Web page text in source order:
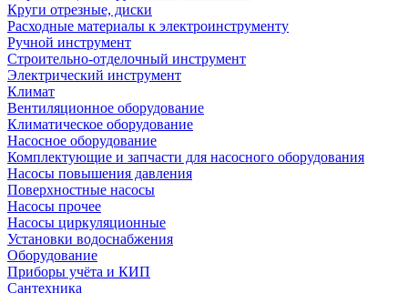
Круги отрезные, диски
Расходные материалы к электроинструменту
Ручной инструмент
Строительно-отделочный инструмент
Электрический инструмент
Климат
Вентиляционное оборудование
Климатическое оборудование
Насосное оборудование
Комплектующие и запчасти для насосного оборудования
Насосы повышения давления
Поверхностные насосы
Насосы прочее
Насосы циркуляционные
Установки водоснабжения
Оборудование
Приборы учёта и КИП
Сантехника